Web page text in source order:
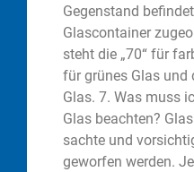
Gegenstand
Glascontainer
steht die „70“ für
für grünes Glas und
Glas. 7. Was muss
Glas beachten?
sachte und
geworfen werden.